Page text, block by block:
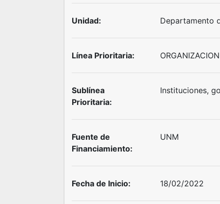
Unidad: Departamento
Línea Prioritaria:
Sublínea
Prioritaria:
Instituciones,
Fuente de
Financiamiento:
UNM
Fecha de Inicio: 18/02/2022